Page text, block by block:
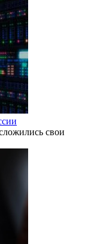
свои